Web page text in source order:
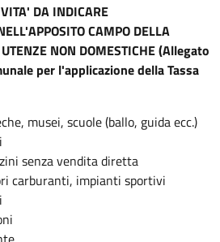
DA INDICARE
CAMPO DELLA
NON DOMESTICHE (Allegato
per l'applicazione della Tassa
musei, scuole (ballo, guida ecc.)
senza vendita diretta
carburanti, impianti sportivi